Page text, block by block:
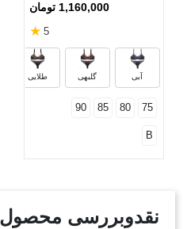
1,160,000 تومان
5
★
آبی گلبهی طلایی
75
80
85
90
B
نقدوبررسی